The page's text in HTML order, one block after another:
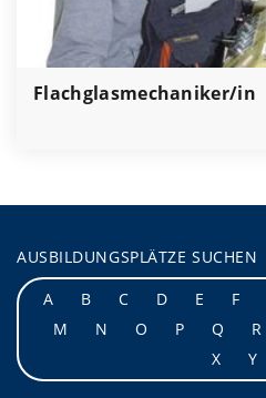
Flachglasmechaniker/in
AUSBILDUNGSPLÄTZE SUCHEN
A
B C D E F
M
N O P Q R
X
Y